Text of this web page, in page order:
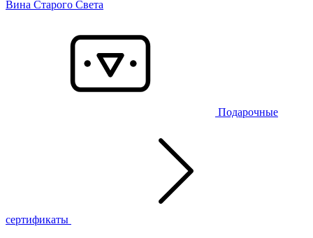
Вина Старого Света
Подарочные
сертификаты